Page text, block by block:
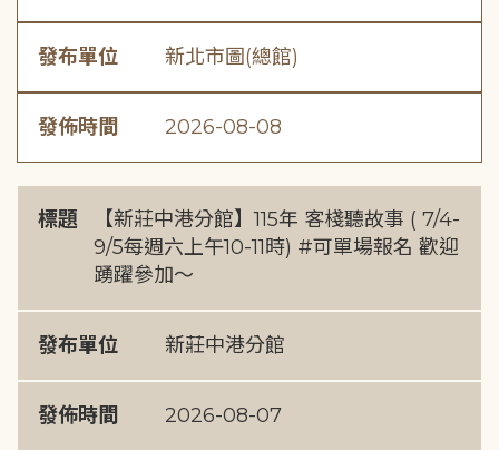
發布單位 新北市圖(總館)
發佈時間 2026-08-08
標題
【新莊中港分館】115年 客棧聽故事 ( 7/4-
9/5每週六上午10-11時) #可單場報名 歡迎
踴躍參加～
發布單位 新莊中港分館
發佈時間 2026-08-07